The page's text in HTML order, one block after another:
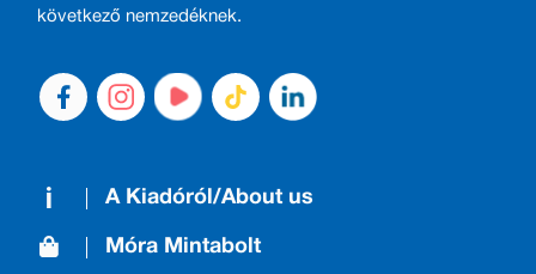
következő nemzedéknek.
A Kiadóról/About us
Móra Mintabolt